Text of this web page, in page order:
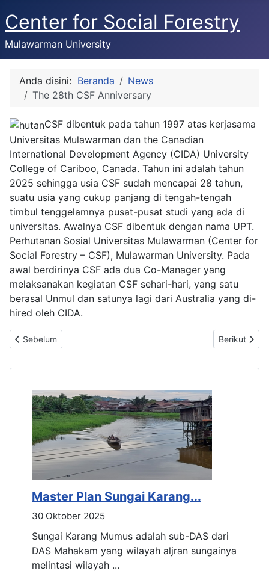
Center for Social Forestry
Mulawarman University
Anda disini: Beranda
News
The 28th CSF Anniversary
CSF dibentuk pada tahun 1997 atas kerjasama
Universitas Mulawarman dan the Canadian
International Development Agency (CIDA) University
College of Cariboo, Canada. Tahun ini adalah tahun
2025 sehingga usia CSF sudah mencapai 28 tahun,
suatu usia yang cukup panjang di tengah-tengah
timbul tenggelamnya pusat-pusat studi yang ada di
universitas. Awalnya CSF dibentuk dengan nama UPT.
Perhutanan Sosial Universitas Mulawarman (Center for
Social Forestry – CSF), Mulawarman University. Pada
awal berdirinya CSF ada dua Co-Manager yang
melaksanakan kegiatan CSF sehari-hari, yang satu
berasal Unmul dan satunya lagi dari Australia yang di-
hired oleh CIDA.
Previous article: Master Plan Sungai Karang Mumus
Sebelum Next article:
Berikut
Master Plan Sungai Karang...
30 Oktober 2025
Sungai Karang Mumus adalah sub-DAS dari
DAS Mahakam yang wilayah aljran sungainya
melintasi wilayah ...